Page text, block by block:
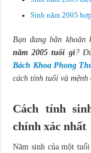
Sinh năm 2005
Bạn đang băn khoăn
năm 2005 tuổi gì?
Bách Khoa Phong
cách tính tuổi và mệnh
Cách tính
chính xác nhất
Năm sinh của một